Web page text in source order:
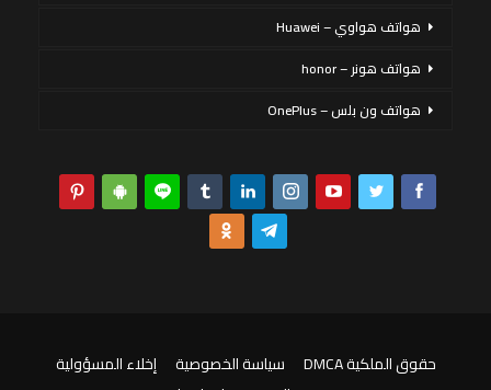
هواتف هواوي – Huawei
هواتف هونر – honor
هواتف ون بلس – OnePlus
حقوق الملكية DMCA سياسة الخصوصية
إخلاء المسؤولية